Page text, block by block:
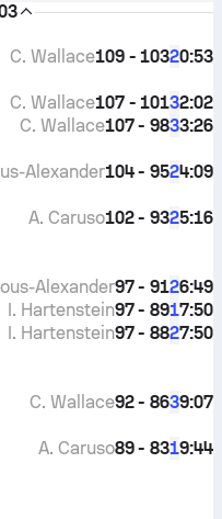
0:53
2
109 - 103
C. Wallace
2:02
3
107 - 101
C. Wallace
3:26
3
107 - 98
C. Wallace
4:09
2
104 - 95
Alexander
5:16
2
102 - 93
A. Caruso
6:49
2
97 - 91
Alexander
7:50
1
97 - 89
I. Hartenstein
7:50
2
97 - 88
I. Hartenstein
9:07
3
92 - 86
C. Wallace
9:44
1
89 - 83
A. Caruso